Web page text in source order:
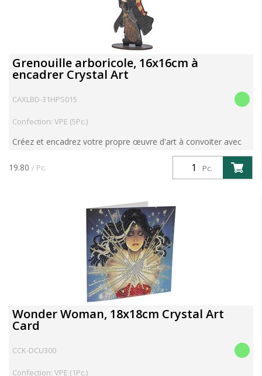
Grenouille arboricole, 16x16cm à
encadrer Crystal Art
CAXLBD-31HPS015
Confection: VPE (5Pc.)
Créez et encadrez votre propre œuvre d'art à convoiter avec
le nouveau Crystal Art encadrable Sets créatifs, conçus
spécialement pour les enfants. eg : Grenouille arboric...
Pc.
19.80 / Pc.
Wonder Woman, 18x18cm Crystal Art
Card
CCK-DCU300
Confection: VPE (1Pc.)